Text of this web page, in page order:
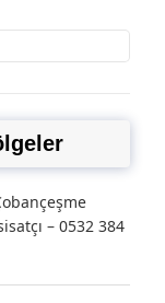
– 0532 384